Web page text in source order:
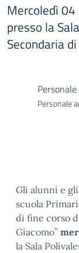
Mercoledì
presso la
Secondaria
Personale
Gli alunni e
scuola
di fine corso
Giacomo”
la Sala